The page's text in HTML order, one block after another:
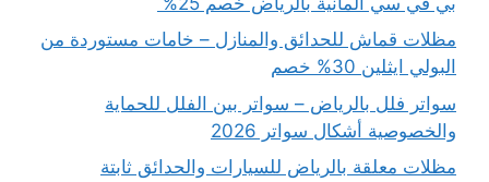
مظلات قماش للحدائق والمنازل – خامات مستوردة من
البولي ايثلين 30% خصم
سواتر فلل بالرياض – سواتر بين الفلل للحماية
والخصوصية أشكال سواتر 2026
مظلات معلقة بالرياض للسيارات والحدائق ثابتة